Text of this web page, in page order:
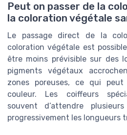
Peut on passer de la
la coloration végétale
Le passage direct de la
coloration végétale est
être moins prévisible sur des
pigments végétaux
zones poreuses, ce qui
couleur. Les coiffeurs
souvent d’attendre
progressivement les longueurs